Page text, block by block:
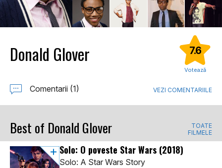
Donald Glover 7.6
Votează
Comentarii (1) VEZI COMENTARIILE
Best of Donald Glover
TOATE
FILMELE
Solo: O poveste Star Wars (2018)
Solo: A Star Wars Story